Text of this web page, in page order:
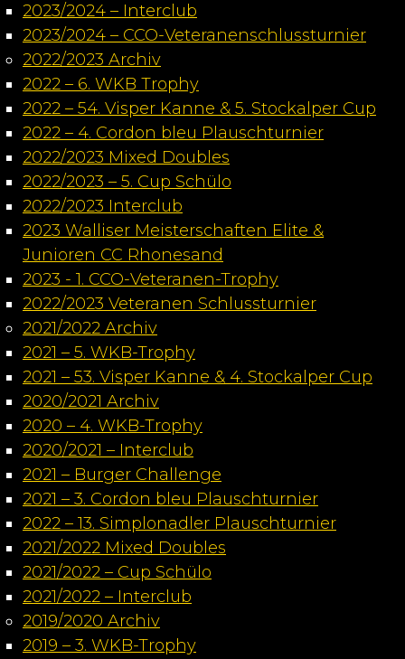
2023/2024 – Interclub
2023/2024 – CCO-Veteranenschlussturnier
2022/2023 Archiv
2022 – 6. WKB Trophy
2022 – 54. Visper Kanne & 5. Stockalper Cup
2022 – 4. Cordon bleu Plauschturnier
2022/2023 Mixed Doubles
2022/2023 – 5. Cup Schülo
2022/2023 Interclub
2023 Walliser Meisterschaften Elite &
Junioren CC Rhonesand
2023 - 1. CCO-Veteranen-Trophy
2022/2023 Veteranen Schlussturnier
2021/2022 Archiv
2021 – 5. WKB-Trophy
2021 – 53. Visper Kanne & 4. Stockalper Cup
2020/2021 Archiv
2020 – 4. WKB-Trophy
2020/2021 – Interclub
2021 – Burger Challenge
2021 – 3. Cordon bleu Plauschturnier
2022 – 13. Simplonadler Plauschturnier
2021/2022 Mixed Doubles
2021/2022 – Cup Schülo
2021/2022 – Interclub
2019/2020 Archiv
2019 – 3. WKB-Trophy